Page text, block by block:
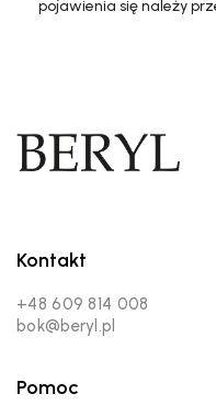
pojawienia się należy
Kontakt
+48 609 814 008
bok@beryl.pl
Pomoc